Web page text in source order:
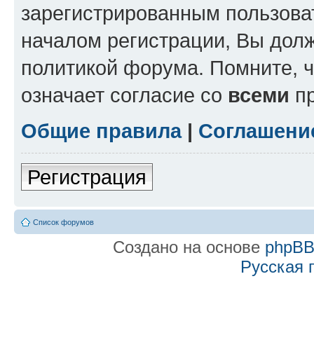
зарегистрированным
началом регистрации, Вы
политикой форума. Помните,
означает согласие со всеми
Общие правила|
Регистрация
Список форумов
Создано на основе phpBB
Русская